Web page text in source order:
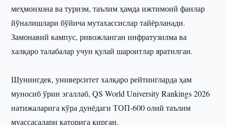
меҳмонхона ва туризм, таълим ҳамда ижтимоий фанлар
йўналишлари бўйича мутахассислар тайёрланади.
Замонавий кампус, ривожланган инфратузилма ва
халқаро талабалар учун қулай шароитлар яратилган.
Шунингдек, университет халқаро рейтингларда ҳам
муносиб ўрин эгаллаб, QS World University Rankings 2026
натижаларига кўра дунёдаги ТОП-600 олий таълим
муассасалари қаторига кирган.